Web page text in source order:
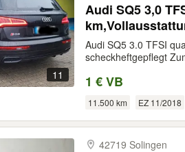
11
Audi SQ5 3,0
Audi SQ5 3.0 TFSI
scheckheftgepflegt
1 € VB
11.500 km EZ 11/2018
42719 Solingen